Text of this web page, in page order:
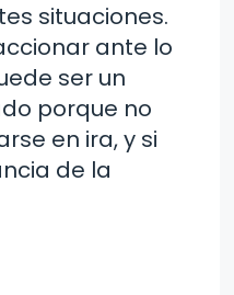
situaciones.
ante lo
ser un
porque no
en ira, y si
de la